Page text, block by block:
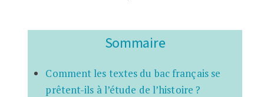
Sommaire
Comment les textes du bac français se
prêtent-ils à l’étude de l’histoire ?